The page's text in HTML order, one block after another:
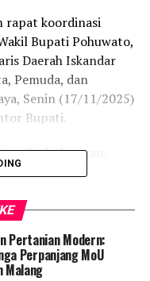
rapat koordinasi
Bupati Pohuwato,
Daerah Iskandar
Pemuda, dan
Senin (17/11/2025)
Bupati.
Perhubungan,
dan
Perdagangan,
Setda
dan tanggung
kegiatan
Pertanian Modern:
Perpanjang MoU
Malang